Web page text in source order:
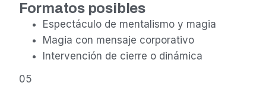
Formatos posibles
Espectáculo de mentalismo y magia
Magia con mensaje corporativo
Intervención de cierre o dinámica
05